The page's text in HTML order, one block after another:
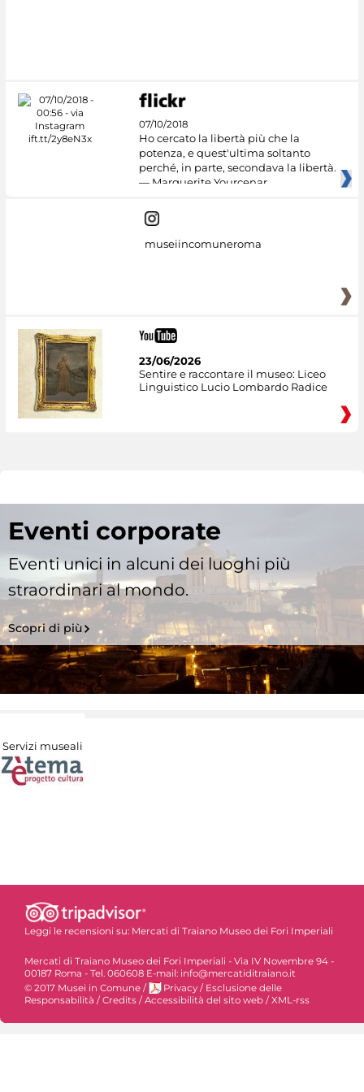
07/10/2018
Ho cercato la libertà più che la
potenza, e quest'ultima soltanto
perché, in parte, secondava la libertà.
— Marguerite Yourcenar
museiincomuneroma
23/06/2026
Sentire e raccontare il museo: Liceo
Linguistico Lucio Lombardo Radice
Eventi corporate
Eventi unici in alcuni dei luoghi più
straordinari al mondo.
Scopri di più
Servizi museali
Leggi le recensioni su: Mercati di Traiano Museo dei Fori Imperiali
Mercati di Traiano Museo dei Fori Imperiali - Via IV Novembre 94 -
00187 Roma - Tel. 060608 E-mail: info@mercatiditraiano.it
© 2017 Musei in Comune / Privacy / Esclusione delle
Responsabilità / Credits / Accessibilità del sito web / XML-rss